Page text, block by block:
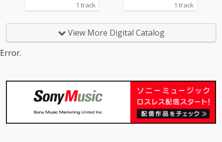
1 track 1 track
View More Digital Catalog
Error.